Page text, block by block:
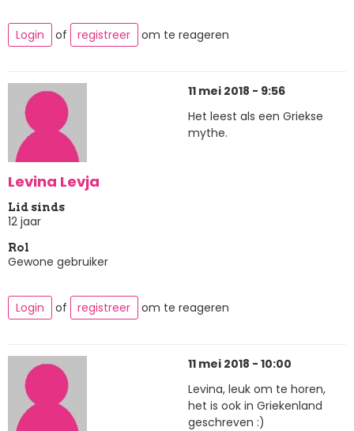
Login of registreer om te reageren
Levina Levja
Lid sinds
12 jaar
Rol
Gewone gebruiker
11 mei 2018 - 9:56
Het leest als een Griekse
mythe.
Login of registreer om te reageren
11 mei 2018 - 10:00
Levina, leuk om te horen,
het is ook in Griekenland
geschreven :)